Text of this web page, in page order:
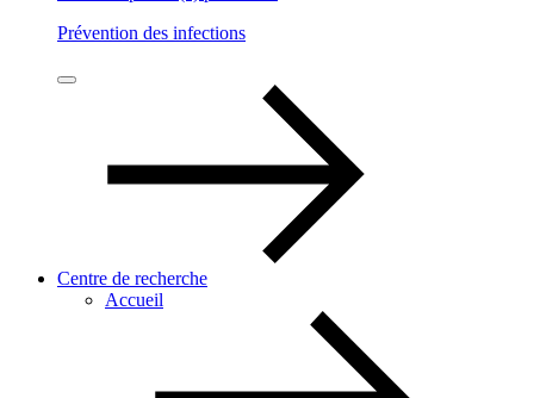
Prévention des infections
Centre de recherche
Accueil